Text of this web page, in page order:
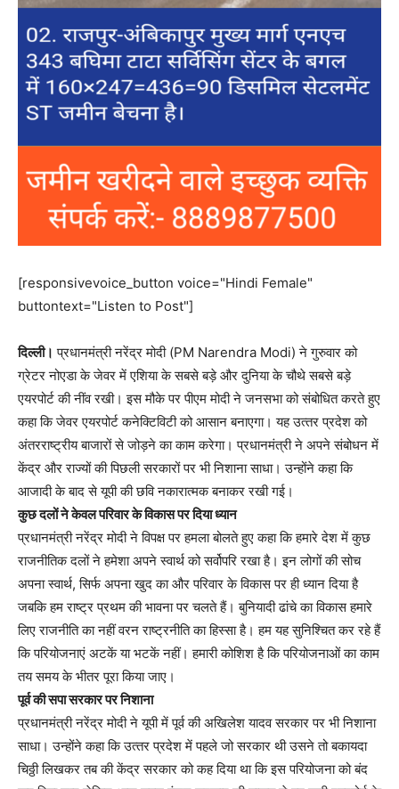
[responsivevoice_button voice="Hindi Female"
buttontext="Listen to Post"]
दिल्ली। प्रधानमंत्री नरेंद्र मोदी (PM Narendra Modi) ने गुरुवार को
ग्रेटर नोएडा के जेवर में एशिया के सबसे बड़े और दुनिया के चौथे सबसे बड़े
एयरपोर्ट की नींव रखी। इस मौके पर पीएम मोदी ने जनसभा को संबोधित करते हुए
कहा कि जेवर एयरपोर्ट कनेक्टिविटी को आसान बनाएगा। यह उत्‍तर प्रदेश को
अंतरराष्ट्रीय बाजारों से जोड़ने का काम करेगा। प्रधानमंत्री ने अपने संबोधन में
केंद्र और राज्‍यों की पिछली सरकारों पर भी निशाना साधा। उन्‍होंने कहा कि
आजादी के बाद से यूपी की छवि नकारात्‍मक बनाकर रखी गई।
कुछ दलों ने केवल परिवार के विकास पर दिया ध्‍यान
प्रधानमंत्री नरेंद्र मोदी ने विपक्ष पर हमला बोलते हुए कहा कि हमारे देश में कुछ
राजनीतिक दलों ने हमेशा अपने स्वार्थ को सर्वोपरि रखा है। इन लोगों की सोच
अपना स्वार्थ, सिर्फ अपना खुद का और परिवार के विकास पर ही ध्‍यान दिया है
जबकि हम राष्ट्र प्रथम की भावना पर चलते हैं। बुनियादी ढांचे का विकास हमारे
लिए राजनीति का नहीं वरन राष्ट्रनीति का हिस्सा है। हम यह सुनिश्चित कर रहे हैं
कि परियोजनाएं अटकें या भटकें नहीं। हमारी कोशिश है कि परियोजनाओं का काम
तय समय के भीतर पूरा किया जाए।
पूर्व की सपा सरकार पर निशाना
प्रधानमंत्री नरेंद्र मोदी ने यूपी में पूर्व की अखिलेश यादव सरकार पर भी निशाना
साधा। उन्‍होंने कहा कि उत्‍तर प्रदेश में पहले जो सरकार थी उसने तो बकायदा
चिठ्ठी लिखकर तब की केंद्र सरकार को कह दिया था कि इस परियोजना को बंद